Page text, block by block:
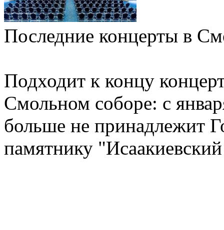
Последние концерты в
Подходит к концу
Смольном соборе: с
больше не принадлежит
памятнику